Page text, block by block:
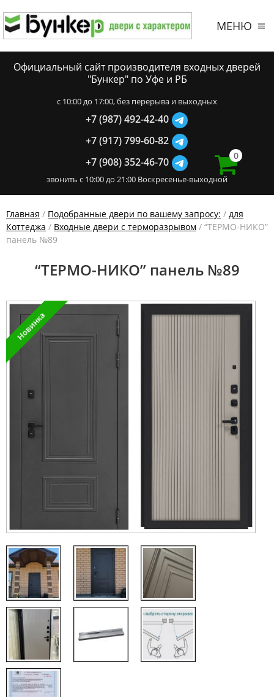
МЕНЮ
Официальный сайт производителя входных дверей
"Бункер" по Уфе и РБ
c 10:00 до 17:00, без перерыва и выходных
+7 (987) 492-42-40
+7 (917) 799-60-82
+7 (908) 352-46-70
звонить с 10:00 до 21:00 Воскресенье-выходной
0
Главная / Подобранные двери по вашему запросу: / для
Коттеджа / Входные двери с терморазрывом / “ТЕРМО-НИКО”
панель №89
“ТЕРМО-НИКО” панель №89
Новинка